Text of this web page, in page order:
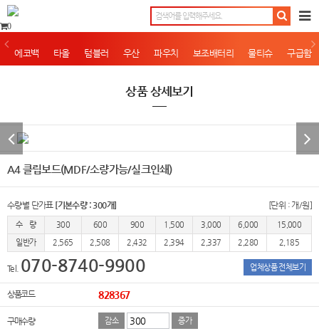
0
에코백 타올 텀블러 우산 파우치 보조배터리 물티슈 구급함
상품 상세보기
A4 클립보드(MDF/소량가능/실크인쇄)
수량별 단가표 [기본수량 : 300개] [단위 : 개/원]
수 량 300 600 900 1,500 3,000 6,000
15,000
일반가
2,565 2,508 2,432 2,394 2,337 2,280 2,185
Tel. 070-8740-9900 업체상품 전체보기
상품코드 828367
구매수량 감소 증가